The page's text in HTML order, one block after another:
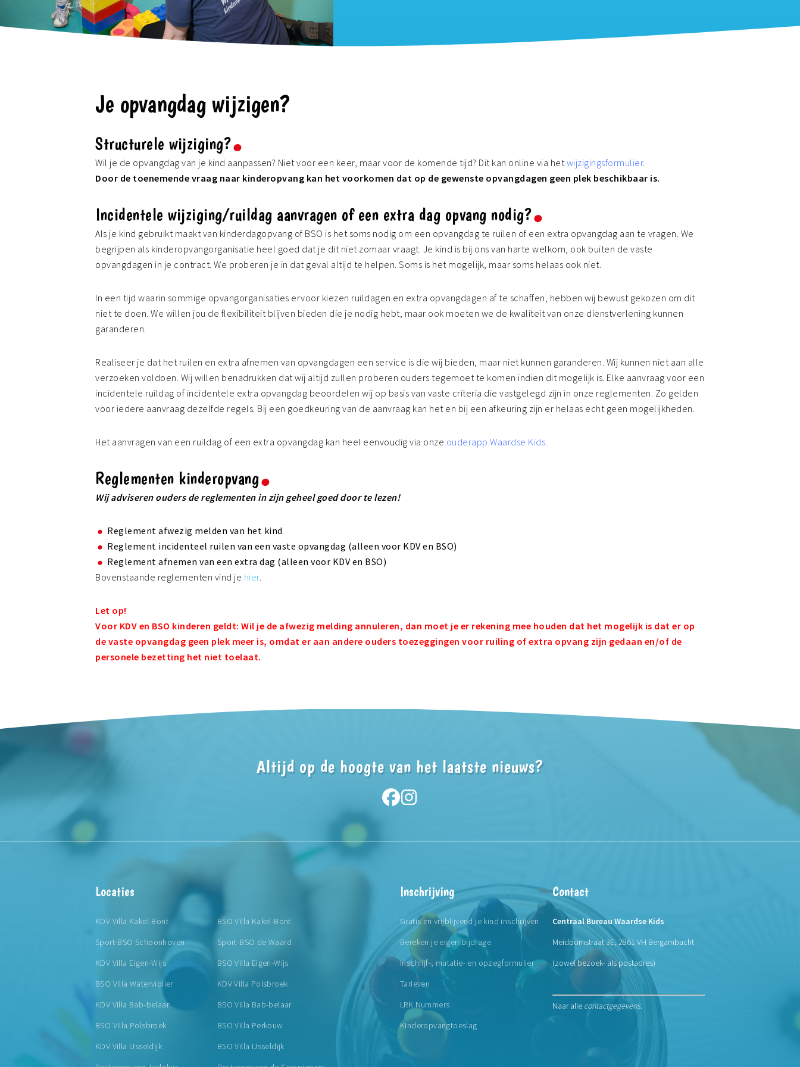
BSO Villa Eigen-Wijs
BSO Villa Waterviolier
BSO Villa Ammers
Sport-BSO Schoonhoven
Sport-BSO de Waard
Peuteropvang de Graspiepers
Peuteropvang Kleinduimpje
Peuteropvang Berkenwoude
Peuteropvang Bambini
Peuteropvang de Polderkids
Algemene en aanvullende
Je opvangdag wijzigen?
Structurele wijziging?
Wil je de opvangdag van je kind aanpassen? Niet voor een keer, maar voor de komende tijd? Dit kan online via hetwijzigingsformulier.
Door de toenemende vraag naar kinderopvang kan het voorkomen dat op de gewenste opvangdagen geen plek beschikbaar is.
Incidentele wijziging/ruildag aanvragen of een extra dag opvang nodig?
Als je kind gebruikt maakt van kinderdagopvang of BSO is het soms nodig om een opvangdag te ruilen of een extra opvangdag aan te vragen. We
begrijpen als kinderopvangorganisatie heel goed dat je dit niet zomaar vraagt. Je kind is bij ons van harte welkom, ook buiten de vaste
opvangdagen in je contract. We proberen je in dat geval altijd te helpen. Soms is het mogelijk, maar soms helaas ook niet.
In een tijd waarin sommige opvangorganisaties ervoor kiezen ruildagen en extra opvangdagen af te schaffen, hebben wij bewust gekozen om dit
niet te doen. We willen jou de flexibiliteit blijven bieden die je nodig hebt, maar ook moeten we de kwaliteit van onze dienstverlening kunnen
garanderen.
Realiseer je dat het ruilen en extra afnemen van opvangdagen een service is die wij bieden, maar niet kunnen garanderen. Wij kunnen niet aan alle
verzoeken voldoen. Wij willen benadrukken dat wij altijd zullen proberen ouders tegemoet te komen indien dit mogelijk is. Elke aanvraag voor een
incidentele ruildag of incidentele extra opvangdag beoordelen wij op basis van vaste criteria die vastgelegd zijn in onze reglementen. Zo gelden
voor iedere aanvraag dezelfde regels. Bij een goedkeuring van de aanvraag kan het en bij een afkeuring zijn er helaas echt geen mogelijkheden.
Het aanvragen van een ruildag of een extra opvangdag kan heel eenvoudig via onze ouderapp Waardse Kids.
Reglementen kinderopvang
Wij adviseren ouders de reglementen in zijn geheel goed door te lezen!
Reglement afwezig melden van het kind
Reglement incidenteel ruilen van een vaste opvangdag (alleen voor KDV en BSO)
Reglement afnemen van een extra dag (alleen voor KDV en BSO)
Bovenstaande reglementen vind je hier.
Let op!
Voor KDV en BSO kinderen geldt: Wil je de afwezig melding annuleren, dan moet je er rekening mee houden dat het mogelijk is dat er op
de vaste opvangdag geen plek meer is, omdat er aan andere ouders toezeggingen voor ruiling of extra opvang zijn gedaan en/of de
personele bezetting het niet toelaat.
Altijd op de hoogte van het laatste nieuws?
Locaties
KDV Villa Kakel-Bont
BSO Villa Kakel-Bont
Sport-BSO Schoonhoven
Sport-BSO de Waard
KDV Villa Eigen-Wijs
BSO Villa Eigen-Wijs
BSO Villa Waterviolier
KDV Villa Polsbroek
KDV Villa Bab-belaar
BSO Villa Bab-belaar
BSO Villa Polsbroek
BSO Villa Perkouw
KDV Villa IJsseldijk
BSO Villa IJsseldijk
Inschrijving
Gratis en vrijblijvend je kind inschrijven
Bereken je eigen bijdrage
Inschrijf-, mutatie- en opzegformulier
Tarieven
LRK Nummers
Kinderopvangtoeslag
Contact
Centraal Bureau Waardse Kids
Meidoornstraat 3E, 2861 VH Bergambacht
(zowel bezoek- als postadres)
Naar alle contactgegevens.